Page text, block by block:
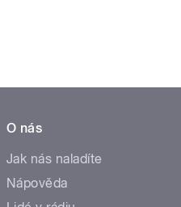
O nás
Jak nás naladíte
Nápověda